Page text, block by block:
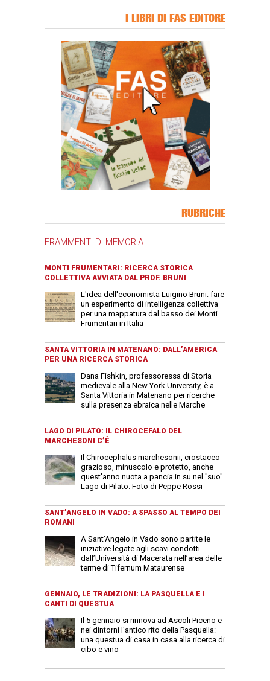
I LIBRI DI FAS EDITORE
RUBRICHE
FRAMMENTI DI MEMORIA
MONTI FRUMENTARI: RICERCA STORICA
COLLETTIVA AVVIATA DAL PROF. BRUNI
L'idea dell'economista Luigino Bruni: fare
un esperimento di intelligenza collettiva
per una mappatura dal basso dei Monti
Frumentari in Italia
SANTA VITTORIA IN MATENANO: DALL’AMERICA
PER UNA RICERCA STORICA
Dana Fishkin, professoressa di Storia
medievale alla New York University, è a
Santa Vittoria in Matenano per ricerche
sulla presenza ebraica nelle Marche
LAGO DI PILATO: IL CHIROCEFALO DEL
MARCHESONI C’È
Il Chirocephalus marchesonii, crostaceo
grazioso, minuscolo e protetto, anche
quest'anno nuota a pancia in su nel "suo"
Lago di Pilato. Foto di Peppe Rossi
SANT’ANGELO IN VADO: A SPASSO AL TEMPO DEI
ROMANI
A Sant’Angelo in Vado sono partite le
iniziative legate agli scavi condotti
dall’Università di Macerata nell’area delle
terme di Tifernum Mataurense
GENNAIO, LE TRADIZIONI: LA PASQUELLA E I
CANTI DI QUESTUA
Il 5 gennaio si rinnova ad Ascoli Piceno e
nei dintorni l'antico rito della Pasquella:
una questua di casa in casa alla ricerca di
cibo e vino